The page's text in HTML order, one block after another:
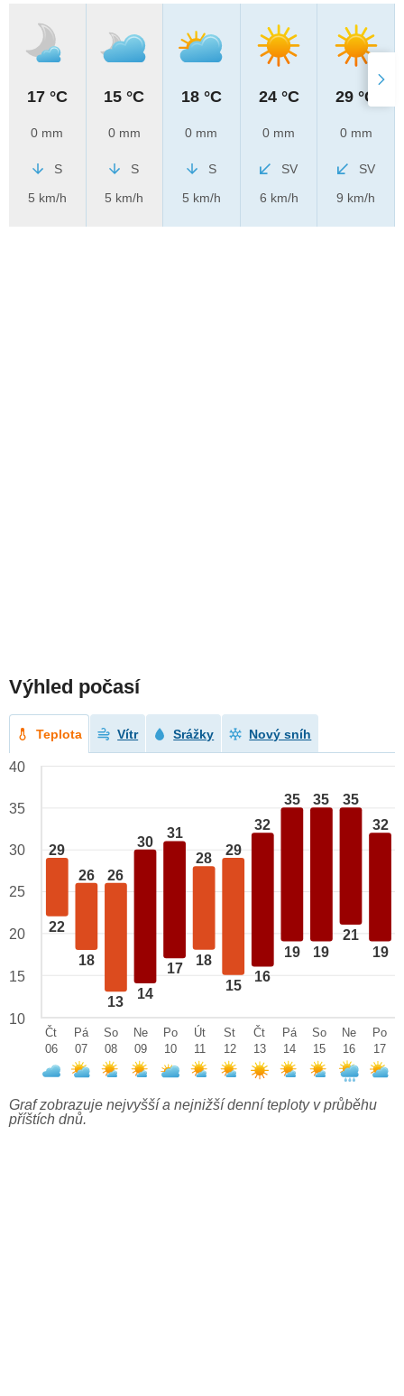
17 °C
0 mm
S
5 km/h
15 °C
0 mm
S
5 km/h
18 °C
0 mm
S
5 km/h
24 °C
0 mm
SV
6 km/h
29 °C
0 mm
SV
9 km/h
Výhled počasí
Teplota Vítr Srážky Nový sníh
29
22
26
18
26
13
30
14
31
17
28
18
29
15
32
16
35
19
35
19
35
21
32
19
40
35
30
25
20
15
10
Čt
06
Pá
07
So
08
Ne
09
Po
10
Út
11
St
12
Čt
13
Pá
14
So
15
Ne
16
Po
17
Graf zobrazuje nejvyšší a nejnižší denní teploty v průběhu
příštích dnů.